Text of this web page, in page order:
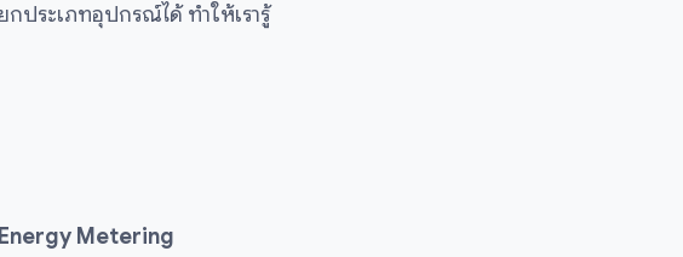
กประเภทอุปกรณ์ได้ ทำให้เรารู้
Metering